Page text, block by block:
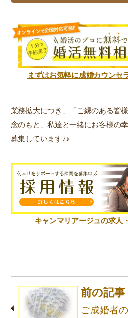
まずはお気軽に成婚カウンセ
業務拡大につき、「ご縁のある皆
念のもと、私達と一緒にお客様の
募集しています♪♪
キャンマリアージュの求人
前の記事
ご成婚者